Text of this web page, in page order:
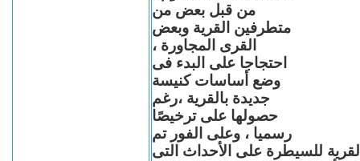
من قبل بعض من
متطرفين القرية وبعض
القرى المجاورة ،
احتجاجا على البدء فى
وضع أساسات كنيسة
جديدة بالقرية ،رغم
حصولها على ترخيصًا
رسميا ، وعلى الفور تم
للسيطرة على الأحداث التى